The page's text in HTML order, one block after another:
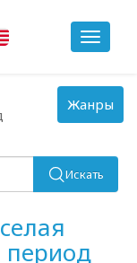
Toggle
Искать
Toggle
navigation
Жанры